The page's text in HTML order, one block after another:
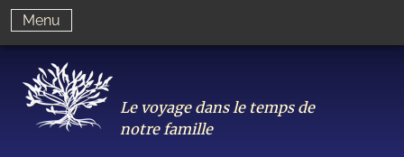
Le voyage dans le temps de
notre famille
Menu